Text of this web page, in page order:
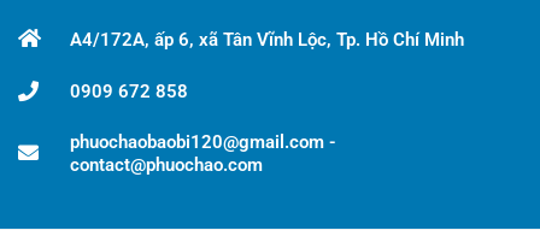
A4/172A, ấp 6, xã Tân Vĩnh Lộc, Tp. Hồ Chí Minh
0909 672 858
phuochaobaobi120@gmail.com -
contact@phuochao.com